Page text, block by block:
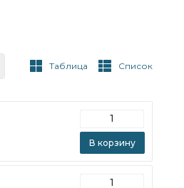
Таблица Список
В корзину